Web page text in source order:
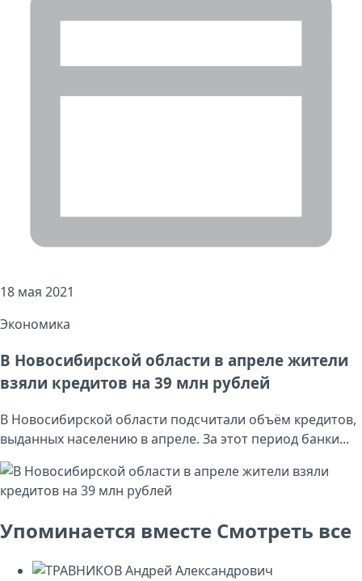
18 мая 2021
Экономика
В Новосибирской области в апреле жители
взяли кредитов на 39 млн рублей
В Новосибирской области подсчитали объём кредитов,
выданных населению в апреле. За этот период банки...
Упоминается вместе Смотреть все